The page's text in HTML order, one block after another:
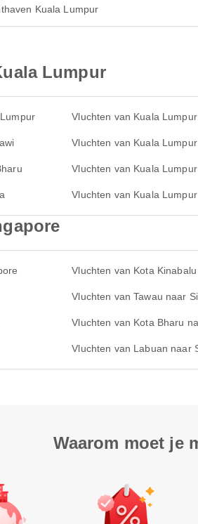
Kuala Lumpur
Lumpur
Vluchten van Kuala
Vluchten van Kuala
Vluchten van Kuala
Vluchten van Kuala
Vluchten van Kota
Vluchten van Tawau naar
Vluchten van Kota Bharu
Vluchten van Labuan naar
Waarom moet je